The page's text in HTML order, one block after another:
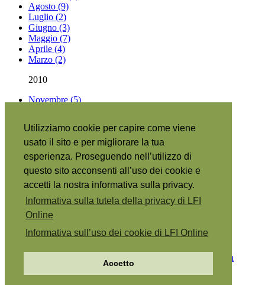
Utilizziamo cookie per capire come viene
usato il sito e per migliorare la tua
esperienza. Proseguendo nell’utilizzo di
questo sito acconsenti all’uso dei cookie e
accetti la nostra informativa sulla privacy.
Informativa sulla tutela della privacy di LFI
Online
Informativa sull’uso dei cookie di LFI Online
Accetto
Agosto (9)
Luglio (2)
Giugno (3)
Maggio (7)
Aprile (4)
Marzo (2)
2010
Novembre (5)
Articoli per argomento
Riguardo a questo sito
Abbónati|
RSS•
English|
日本語|
Português
Français |
Tutela della
Utilizzo dei cookie